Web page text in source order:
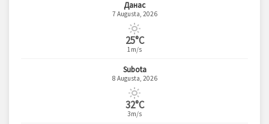
Данас
7 Augusta, 2026
25°C
1m/s
Subota
8 Augusta, 2026
32°C
3m/s